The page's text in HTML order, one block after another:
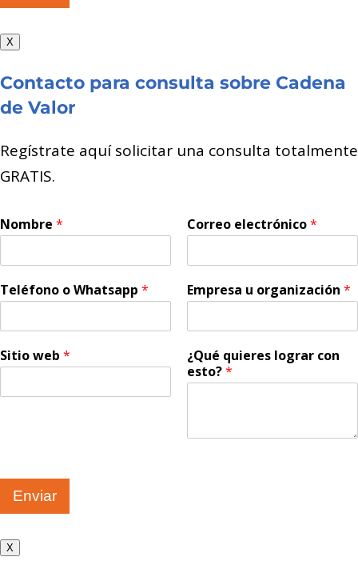
X
Contacto para consulta sobre Cadena
de Valor
Regístrate aquí solicitar una consulta totalmente
GRATIS.
Nombre * Correo electrónico*
Teléfono o Whatsapp * Empresa u organización *
Sitio web *
¿Qué quieres lograr con
esto?*
Enviar
X